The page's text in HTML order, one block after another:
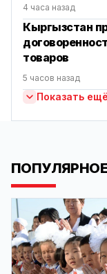
4 часа назад
Кыргызстан
товаров
5 часов назад
Показать ещё
ПОПУЛЯРНОЕ